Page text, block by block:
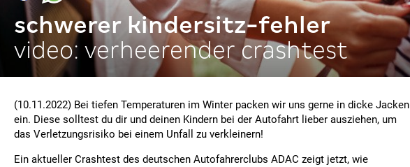
schwerer kindersitz-fehler
video: verheerender crashtest
(10.11.2022) Bei tiefen Temperaturen im Winter packen wir uns gerne in dicke Jacken
ein. Diese solltest du dir und deinen Kindern bei der Autofahrt lieber ausziehen, um
das Verletzungsrisiko bei einem Unfall zu verkleinern!
Ein aktueller Crashtest des deutschen Autofahrerclubs ADAC zeigt jetzt, wie